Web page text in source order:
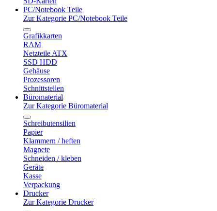
PC/Notebook Teile
Zur Kategorie PC/Notebook Teile
Grafikkarten
RAM
Netzteile ATX
SSD HDD
Gehäuse
Prozessoren
Schnittstellen
Büromaterial
Zur Kategorie Büromaterial
Schreibutensilien
Papier
Klammern / heften
Magnete
Schneiden / kleben
Geräte
Kasse
Verpackung
Drucker
Zur Kategorie Drucker